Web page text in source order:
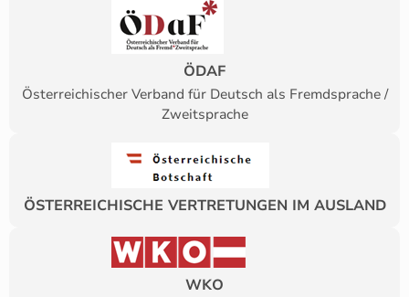
ÖDAF
Österreichischer Verband für Deutsch als Fremdsprache /
Zweitsprache
ÖSTERREICHISCHE VERTRETUNGEN IM AUSLAND
WKO